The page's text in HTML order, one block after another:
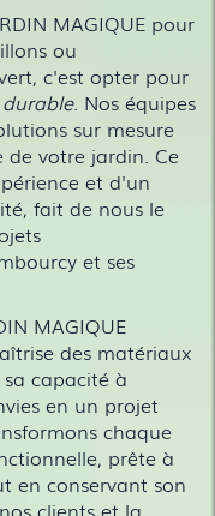
MAGIQUE pour
ou
c'est opter pour
. Nos équipes
sur mesure
votre jardin. Ce
et d'un
fait de nous le
et ses
MAGIQUE
des matériaux
capacité à
en un projet
chaque
prête à
en conservant son
clients et la